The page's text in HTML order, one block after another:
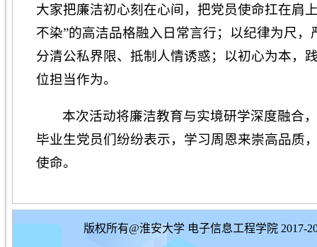
大家把廉洁初心刻在心间，把党员使命扛在肩
不染”的高洁品格融入日常言行；以纪律为尺
分清公私界限、抵制人情诱惑；以初心为本，
位担当作为。
本次活动将廉洁教育与实境研学深度融合
毕业生党员们纷纷表示，学习周恩来崇高品质
使命。
版权所有@淮安大学 电子信息工程学院 2017-